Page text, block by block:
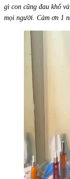
gì con cũng đau khổ
mọi người. Cảm ơn 1